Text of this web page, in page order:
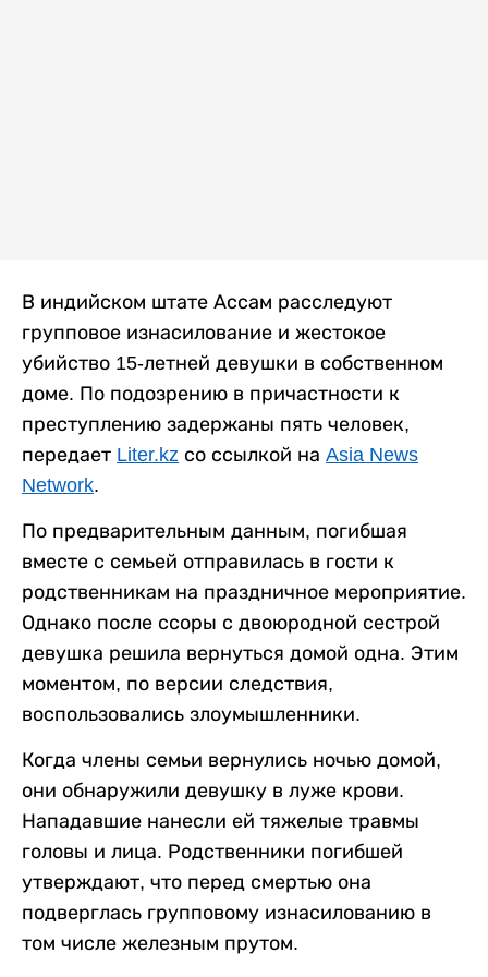
В индийском штате Ассам расследуют
групповое изнасилование и жестокое
убийство 15-летней девушки в собственном
доме. По подозрению в причастности к
преступлению задержаны пять человек,
передает Liter.kz со ссылкой на Asia News
Network.
По предварительным данным, погибшая
вместе с семьей отправилась в гости к
родственникам на праздничное мероприятие.
Однако после ссоры с двоюродной сестрой
девушка решила вернуться домой одна. Этим
моментом, по версии следствия,
воспользовались злоумышленники.
Когда члены семьи вернулись ночью домой,
они обнаружили девушку в луже крови.
Нападавшие нанесли ей тяжелые травмы
головы и лица. Родственники погибшей
утверждают, что перед смертью она
подверглась групповому изнасилованию в
том числе железным прутом.